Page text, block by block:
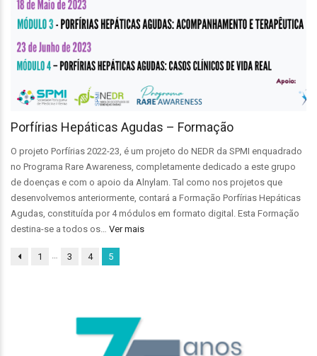
Porfírias Hepáticas Agudas – Formação
O projeto Porfírias 2022-23, é um projeto do NEDR da SPMI enquadrado
no Programa Rare Awareness, completamente dedicado a este grupo
de doenças e com o apoio da Alnylam. Tal como nos projetos que
desenvolvemos anteriormente, contará a Formação Porfírias Hepáticas
Agudas, constituída por 4 módulos em formato digital. Esta Formação
destina-se a todos os… Ver mais
1 … 3 4 5